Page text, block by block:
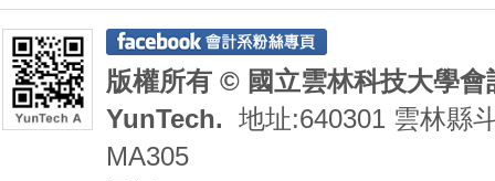
版權所有 © 國立雲林科技大學
YunTech. 地址:640301 雲林縣
MA305